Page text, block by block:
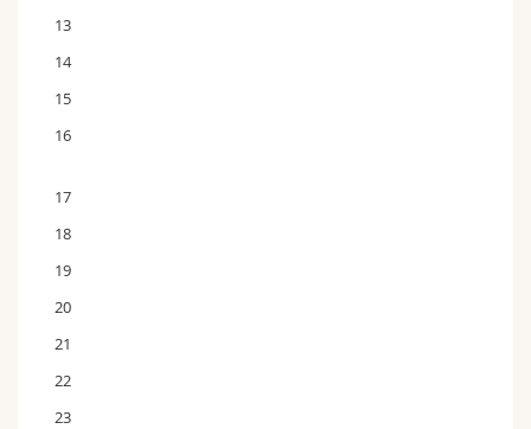
13
14
15
16
17
18
19
20
21
22
23